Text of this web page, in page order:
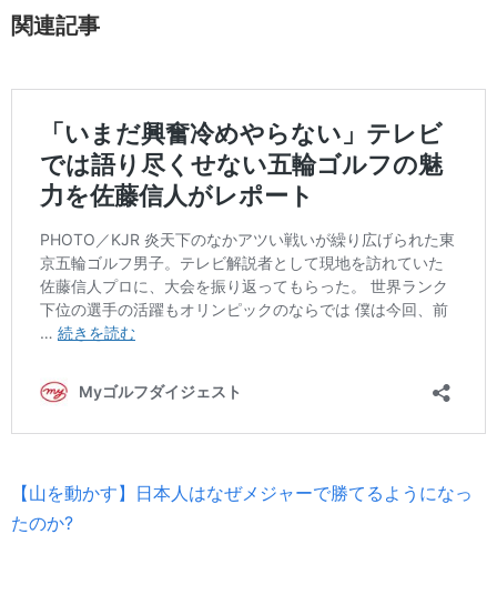
関連記事
【山を動かす】日本人はなぜメジャーで勝てるようになっ
たのか?